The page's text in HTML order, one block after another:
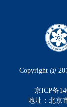
Copyright @
京ICP备
地址：北京